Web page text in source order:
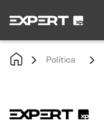
Política